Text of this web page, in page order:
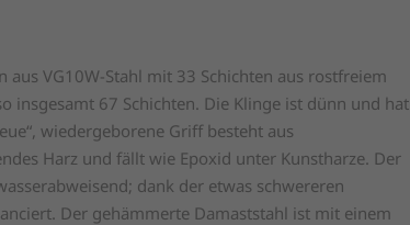
aus VG10W-Stahl mit 33 Schichten aus rostfreiem
insgesamt 67 Schichten. Die Klinge ist dünn und hat
wiedergeborene Griff besteht aus
Harz und fällt wie Epoxid unter Kunstharze. Der
dank der etwas schwereren
Der gehämmerte Damaststahl ist mit einem